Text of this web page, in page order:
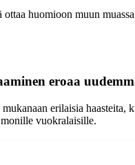
huomioon muun
eroaa
erilaisia
vuokralaisille.